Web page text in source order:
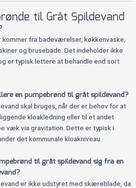
til Gråt Spildevand
kommer fra badeværelser, køkkenvaske,
og brusebade. Det indeholder ikke
er typisk lettere at behandle end sort
en pumpebrønd til gråt spildevand?
skal bruges, når der er behov for at
kloakledning eller til et andet
væk via gravitation. Dette er typisk i
det kommunale kloakniveau.
til gråt spildevand sig fra en
er ikke udstyret med skæreblade, da